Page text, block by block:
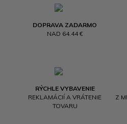
DOPRAVA ZADARMO
NAD 64.44 €
RÝCHLE VYBAVENIE
REKLAMÁCIÍ A VRÁTENIE
TOVARU
Z